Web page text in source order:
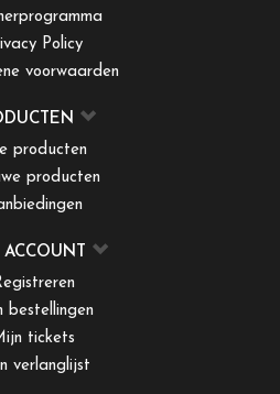
Policy
voorwaarden
producten
producten
bestellingen
tickets
verlanglijst